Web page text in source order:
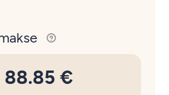
88.85 €